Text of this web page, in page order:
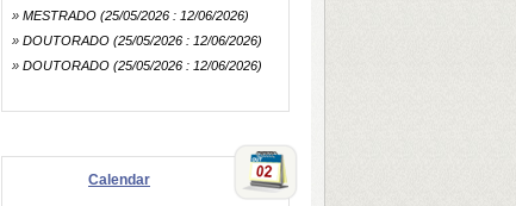
» MESTRADO (25/05/2026 : 12/06/2026)
» DOUTORADO (25/05/2026 : 12/06/2026)
» DOUTORADO (25/05/2026 : 12/06/2026)
Calendar